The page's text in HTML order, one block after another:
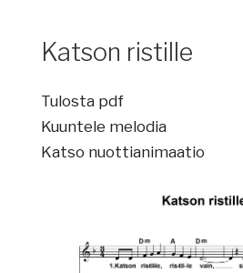
Katson ristille
Tulosta pdf
Kuuntele melodia
Katso nuottianimaatio